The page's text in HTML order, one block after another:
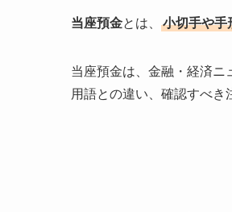
当座預金とは、 小切手や手
当座預金は、金融・経済ニ
用語との違い、確認すべき